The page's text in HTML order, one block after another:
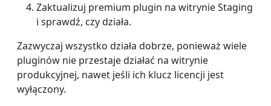
Zaktualizuj premium plugin na witrynie Staging
i sprawdź, czy działa.
Zazwyczaj wszystko działa dobrze, ponieważ wiele
pluginów nie przestaje działać na witrynie
produkcyjnej, nawet jeśli ich klucz licencji jest
wyłączony.